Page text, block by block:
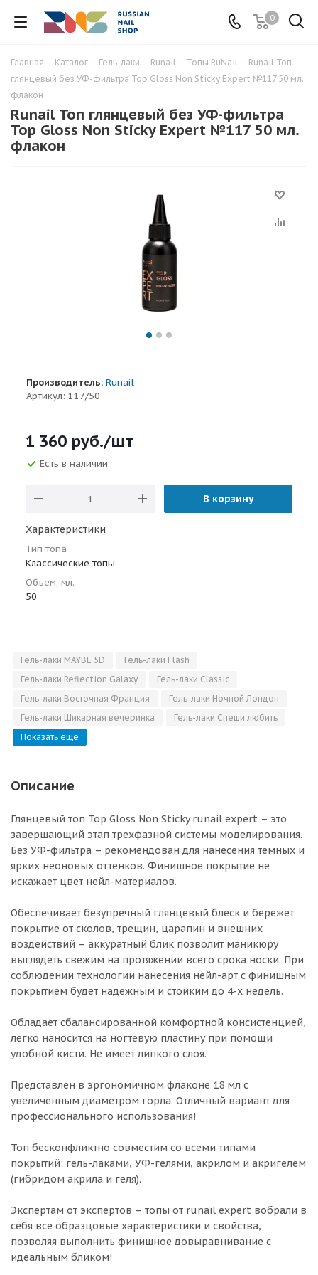
0
Главная - Каталог - Гель-лаки - Runail - Топы RuNail - Runail Топ
глянцевый без УФ-фильтра Top Gloss Non Sticky Expert №117 50 мл.
флакон
Runail Топ глянцевый без УФ-фильтра
Top Gloss Non Sticky Expert №117 50 мл.
флакон
Артикул: 117/50
Производитель: Runail
1 360 руб./шт
Есть в наличии
В корзину
Характеристики
Тип топа
Классические топы
Объем, мл.
50
Гель-лаки MAYBE 5D
Гель-лаки Flash
Гель-лаки Reflection Galaxy
Гель-лаки Classic
Гель-лаки Восточная Франция
Гель-лаки Ночной Лондон
Гель-лаки Шикарная вечеринка
Гель-лаки Спеши любить
Показать еще
Описание
Глянцевый топ Top Gloss Non Sticky runail expert – это
завершающий этап трехфазной системы моделирования.
Без УФ-фильтра – рекомендован для нанесения темных и
ярких неоновых оттенков. Финишное покрытие не
искажает цвет нейл-материалов.
Обеспечивает безупречный глянцевый блеск и бережет
покрытие от сколов, трещин, царапин и внешних
воздействий – аккуратный блик позволит маникюру
выглядеть свежим на протяжении всего срока носки. При
соблюдении технологии нанесения нейл-арт с финишным
покрытием будет надежным и стойким до 4-х недель.
Обладает сбалансированной комфортной консистенцией,
легко наносится на ногтевую пластину при помощи
удобной кисти. Не имеет липкого слоя.
Представлен в эргономичном флаконе 18 мл с
увеличенным диаметром горла. Отличный вариант для
профессионального использования!
Топ бесконфликтно совместим со всеми типами
покрытий: гель-лаками, УФ-гелями, акрилом и акригелем
(гибридом акрила и геля).
Экспертам от экспертов – топы от runail expert вобрали в
себя все образцовые характеристики и свойства,
позволяя выполнить финишное довыравнивание с
идеальным бликом!